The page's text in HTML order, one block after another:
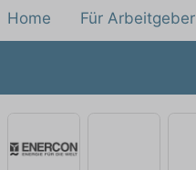
Home Für Arbeitgeber